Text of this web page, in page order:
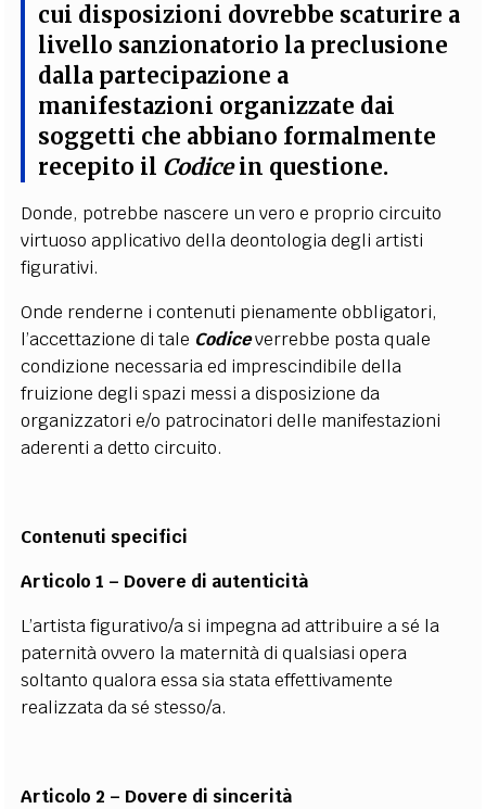
cui disposizioni dovrebbe scaturire a
livello sanzionatorio la preclusione
dalla partecipazione a
manifestazioni organizzate dai
soggetti che abbiano formalmente
recepito il Codicein questione.
Donde, potrebbe nascere un vero e proprio circuito
virtuoso applicativo della deontologia degli artisti
figurativi.
Onde renderne i contenuti pienamente obbligatori,
l’accettazione di tale Codiceverrebbe posta quale
condizione necessaria ed imprescindibile della
fruizione degli spazi messi a disposizione da
organizzatori e/o patrocinatori delle manifestazioni
aderenti a detto circuito.
Contenuti specifici
Articolo 1 – Dovere di autenticità
L’artista figurativo/a si impegna ad attribuire a sé la
paternità ovvero la maternità di qualsiasi opera
soltanto qualora essa sia stata effettivamente
realizzata da sé stesso/a.
Articolo 2 – Dovere di sincerità